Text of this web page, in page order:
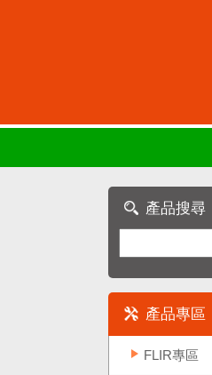
產品搜尋
產品專區
FLIR專區